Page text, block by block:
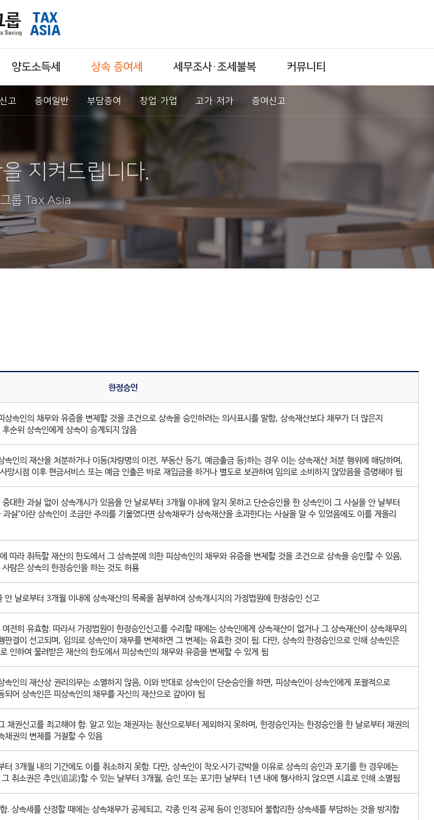
양도소득세 상속 증여세
고 증여일반 부담증여 창업·가업 고가·저가 증여신고
세무조사·조세불복 커뮤니티
지켜드립니다.
룹 Tax Asia
한정승인
속인의 채무와 유증을 변제할 것을 조건으로 상속을 승인하려는 의사표시를 말함, 상속재산보다 채무가 더 많은지
순위 상속인에게 상속이 승계되지 않음
인의 재산을 처분하거나 이동(차량명의 이전, 부동산 등기, 예금출금 등)하는 경우 이는 상속재산 처분 행위에 해당하며,
망시점 이후 현금서비스 또는 예금 인출은 바로 재입금을 하거나 별도로 보관하여 임의로 소비하지 않았음을 증명해야 됨
대한 과실 없이 상속개시가 있음을 안 날로부터 3개월 이내에 알지 못하고 단순승인을 한 상속인이 그 사실을 안 날부터
실”이란 상속인이 조금만 주의를 기울였다면 상속채무가 상속재산을 초과한다는 사실을 알 수 있었음에도 이를 게을리
따라 취득할 재산의 한도에서 그 상속분에 의한 피상속인의 채무와 유증을 변제할 것을 조건으로 상속을 승인할 수 있음,
람은 상속의 한정승인을 하는 것도 허용
날로부터 3개월 이내에 상속재산의 목록을 첨부하여 상속개시지의 가정법원에 한정승인 신고
전히 유효함. 따라서 가정법원이 한정승인신고를 수리할 때에는 상속인에게 상속재산이 없거나 그 상속재산이 상속채무의
판결이 선고되며, 임의로 상속인이 채무를 변제하면 그 변제는 유효한 것이 됨. 다만, 상속의 한정승인으로 인해 상속인은
인하여 물려받은 재산의 한도에서 피상속인의 채무와 유증을 변제할 수 있게 됨
인의 재산상 권리의무는 소멸하지 않음, 이와 반대로 상속인이 단순승인을 하면, 피상속인이 상속인에게 포괄적으로
어 상속인은 피상속인의 채무를 자신의 재산으로 갚아야 됨
채권신고를 최고해야 함. 알고 있는 채권자는 청산으로부터 제외하지 못하며, 한정승인자는 한정승인을 한 날로부터 채권의
채권의 변제를 거절할 수 있음
3개월 내의 기간에도 이를 취소하지 못함. 다만, 상속인이 착오·사기·강박을 이유로 상속의 승인과 포기를 한 경우에는
취소권은 추인(追認)할 수 있는 날부터 3개월, 승인 또는 포기한 날부터 1년 내에 행사하지 않으면 시효로 인해 소멸됨
. 상속세를 산정할 때에는 상속채무가 공제되고, 각종 인적 공제 등이 인정되어 불합리한 상속세를 부담하는 것을 방지함